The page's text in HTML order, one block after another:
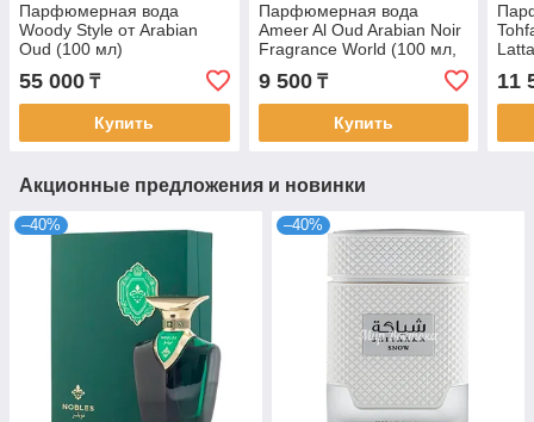
Парфюмерная вода
Woody Style от Arabian
Oud (100 мл)
55 000 ₸
Купить
Парфюмерная вода
Ameer Al Oud Arabian Noir
Fragrance World (100 мл,
9 500₸
Купить
11
Акционные предложения и новинки
–40% –40%